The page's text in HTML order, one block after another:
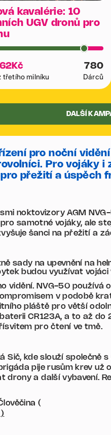
kavalérie: 10
UGV dronů pro
Kč 780
třetího milníku Dárců
DALŠÍ
pro noční
Pro vojáky i
přežití a úspěch
noktovizory AGM NVG-
samotné vojáky, ale
šanci na přežití a
sady na upevnění na
budou využívat vojáci
vidění. NVG-50 používá
v podobě
pláště pro větší
CR123A, a to až do
pro čtení ve tmě.
kde slouží společně s
pije rusům krev už
drony a další vybavení.
(